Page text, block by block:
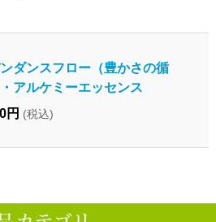
ダンスフロー（豊かさの循
アルケミーエッセンス
円 (税込)